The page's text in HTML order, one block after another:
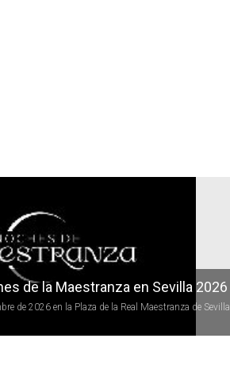
de la Maestranza en Sevilla 2026
de 2026 en la Plaza de la Real Maestranza de Sevilla